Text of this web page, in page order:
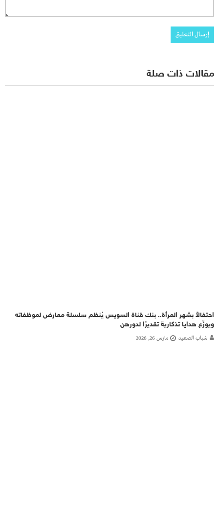
مقالات ذات صلة
احتفالاً بشهر المرأة.. بنك قناة السويس يُنظم سلسلة معارض لموظفاته
ويوزّع هدايا تذكارية تقديرًا لدورهن
شباب الصعيد مارس 26, 2026